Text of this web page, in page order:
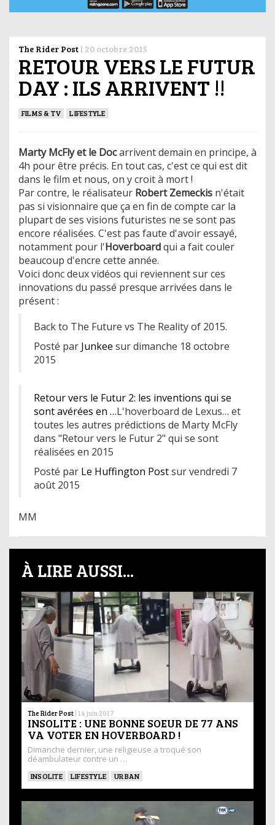
The Rider Post | 20 octobre 2015
RETOUR VERS LE FUTUR
DAY : ILS ARRIVENT !!
FILMS & TV LIFESTYLE
Marty McFly et le Docarrivent demain en principe, à
4h pour être précis. En tout cas, c'est ce qui est dit
dans le film et nous, on y croit à mort !
Par contre, le réalisateur Robert Zemeckis n'était
pas si visionnaire que ça en fin de compte car la
plupart de ses visions futuristes ne se sont pas
encore réalisées. C'est pas faute d'avoir essayé,
notamment pour l'Hoverboardqui a fait couler
beaucoup d'encre cette année.
Voici donc deux vidéos qui reviennent sur ces
innovations du passé presque arrivées dans le
présent :
Back to The Future vs The Reality of 2015.
Posté par Junkee sur dimanche 18 octobre
2015
Retour vers le Futur 2: les inventions qui se
sont avérées en …L'hoverboard de Lexus… et
toutes les autres prédictions de Marty McFly
dans "Retour vers le Futur 2" qui se sont
réalisées en 2015
Posté par Le Huffington Postsur vendredi 7
août 2015
MM
À LIRE AUSSI...
The Rider Post | 14 juin 2017
INSOLITE : UNE BONNE SOEUR DE 77 ANS
VA VOTER EN HOVERBOARD !
Dimanche dernier, une religieuse a troqué son
déambulateur contre un …
INSOLITE LIFESTYLE URBAN